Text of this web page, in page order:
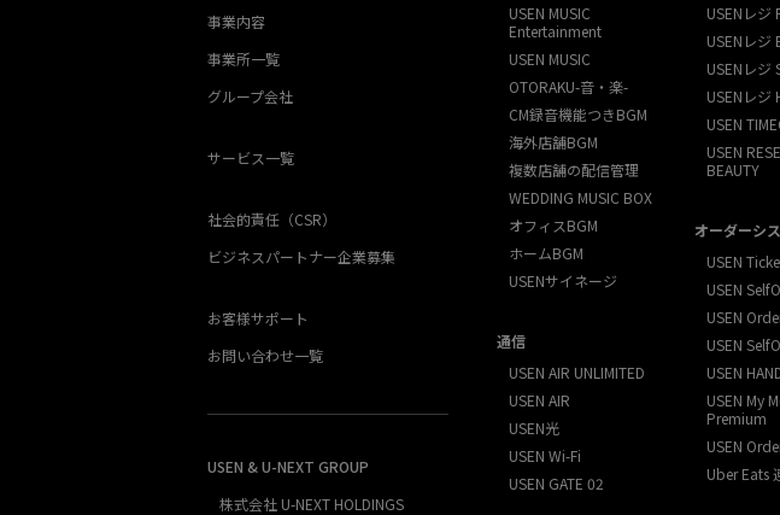
事業内容
事業所一覧
グループ会社
サービス一覧
社会的責任（CSR）
ビジネスパートナー企業募集
お客様サポート
お問い合わせ一覧
USEN & U-NEXT GROUP
株式会社 U-NEXT HOLDINGS
USEN MUSIC
Entertainment
USEN MUSIC
OTORAKU-音・楽-
CM録音機能つきBGM
海外店舗BGM
複数店舗の配信管理
WEDDING MUSIC BOX
オフィスBGM
ホームBGM
USENサイネージ
通信
USEN AIR UNLIMITED
USEN AIR
USEN光
USEN Wi-Fi
USEN GATE 02
USENレジ
USENレジ
USENレジ
USENレジ
USEN
USEN
BEAUTY
オーダーシ
USEN
USEN
USEN
USEN
USEN
USEN My
Premium
USEN
Uber Eats